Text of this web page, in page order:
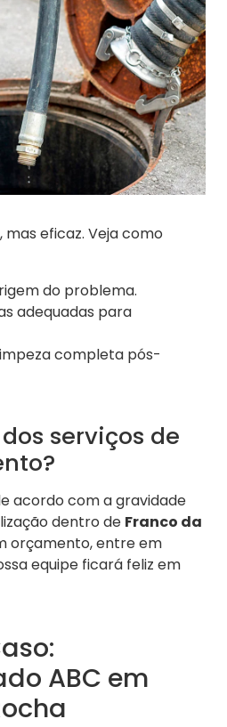
eficaz. Veja como
do problema.
adequadas para
completa pós-
serviços de
acordo com a gravidade
dentro de Franco da
orçamento, entre em
equipe ficará feliz em
ABC em